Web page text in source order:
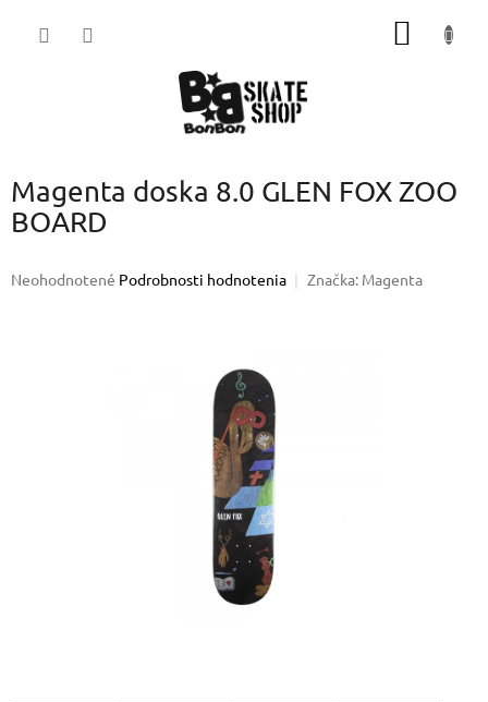
Magenta doska 8.0 GLEN FOX ZOO
BOARD
Priemerné
Neohodnotené Podrobnosti hodnotenia Značka: Magenta